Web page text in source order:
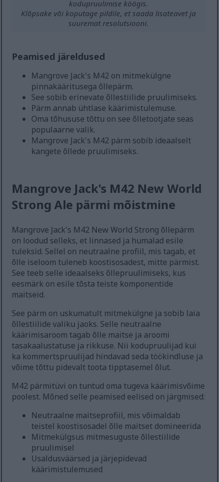
kodupruulimise köögis.
Klõpsake või koputage pildile, et saada lisateavet ja
suuremat resolutsiooni.
Peamised järeldused
Mangrove Jack's M42 on mitmekülgne
pinnakääritusega õllepärm.
See sobib erinevate õllestiilide pruulimiseks.
Pärm annab ühtlase käärimistulemuse.
Oma tõhususe tõttu on see õlletootjate seas
populaarne valik.
Mangrove Jack's M42 pärm sobib ideaalselt
kangete õllede pruulimiseks.
Mangrove Jack's M42 New World
Strong Ale pärmi mõistmine
Mangrove Jack's M42 New World Strong õllepärm
on loodud selleks, et linnased ja humalad esile
tuleksid. Sellel on neutraalne profiil, mis tagab, et
õlle iseloom tuleneb koostisosadest, mitte pärmist.
See teeb selle ideaalseks õllepruulimiseks, kus
eesmärk on esile tõsta teiste komponentide
maitseid.
See pärm on uskumatult mitmekülgne ja sobib laia
õllestiilide valiku jaoks. Selle neutraalne
käärimisaroom tagab õlle maitse ja aroomi
tasakaalustatuse ja rikkuse. Nii kodupruulijad kui
ka kommertspruulijad hindavad seda töökindluse ja
võime tõttu pidevalt toota tipptasemel õlut.
M42 pärmitüvi on tuntud oma tugeva käärimisvõime
poolest. Mõned selle peamised eelised on järgmised:
Neutraalne maitseprofiil, mis võimaldab
teistel koostisosadel õlle maitset domineerida
Mitmekülgsus mitmesuguste õllestiilide
pruulimisel
Usaldusväärsed ja järjepidevad
käärimistulemused